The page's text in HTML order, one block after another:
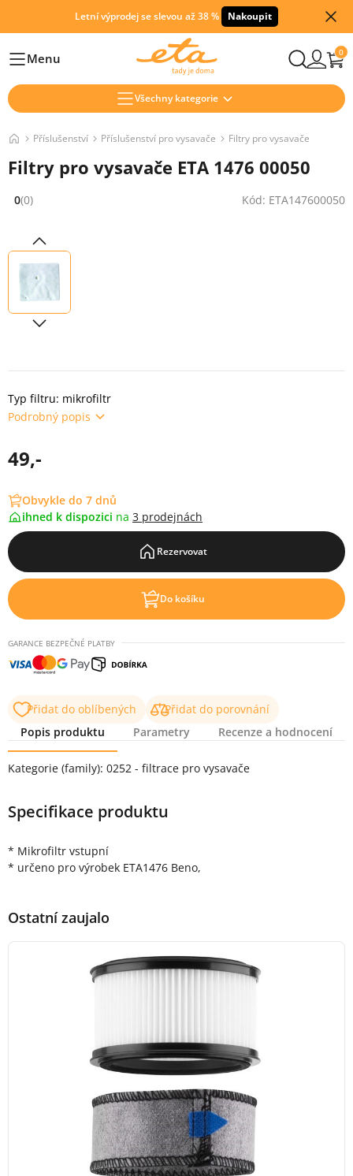
Letní výprodej se slevou až 38 % Nakoupit
HlavníMenu 0
Všechny kategorie
Příslušenství Příslušenství pro vysavače Filtry pro vysavače
Filtry pro vysavače ETA 1476 00050
Hodnocení: 0 z 5 (0 recenzí)
0(0) Kód: ETA147600050
Typ filtru: mikrofiltr
Podrobný popis
49,-
Obvykle do 7 dnů
ihned k dispozici na 3 prodejnách
Rezervovat
Do košíku
GARANCE BEZPEČNÉ PLATBY
Přidat do oblíbených
Přidat do porovnání
Popis produktu
Parametry Recenze a hodnocení
Popis produktu
Kategorie (family): 0252 - filtrace pro vysavače
Specifikace produktu
* Mikrofiltr vstupní
* určeno pro výrobek ETA1476 Beno,
Ostatní zaujalo